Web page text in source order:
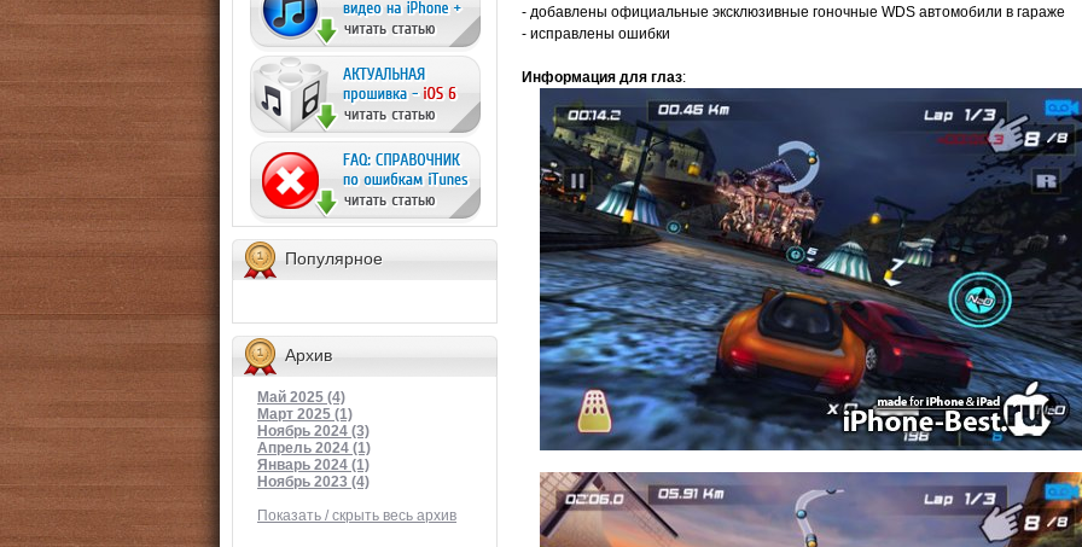
Популярное
Архив
Май 2025 (4)
Март 2025 (1)
Ноябрь 2024 (3)
Апрель 2024 (1)
Январь 2024 (1)
Ноябрь 2023 (4)
Показать / скрыть весь архив
- добавлены официальные эксклюзивные гоночные WDS автомобили в гараже
- исправлены ошибки
Информация для глаз: